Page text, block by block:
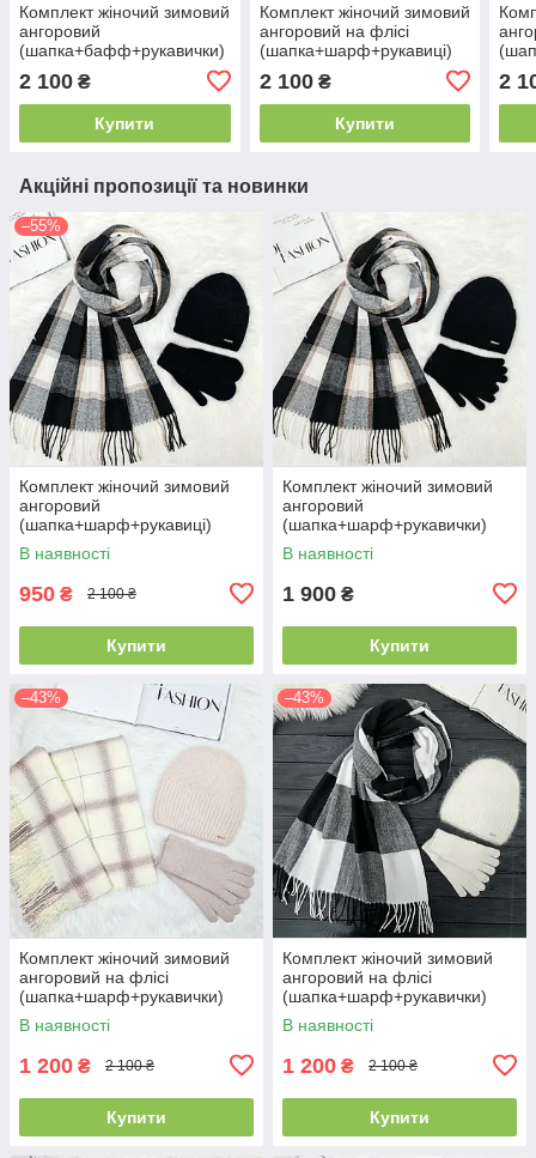
Комплект жіночий зимовий
ангоровий
(шапка+бафф+рукавички)
Гірчиця 12848 - 13040 -
4195
2 100 ₴
Купити
Комплект жіночий зимовий
ангоровий на флісі
(шапка+шарф+рукавиці)
пудровий 12843 - 8024 -
4149
2 100₴
Купити
2
Акційні пропозиції та новинки
–55%
Комплект жіночий зимовий
ангоровий
(шапка+шарф+рукавиці)
ODYSSEY 57-59 см чорний
3701 - 8064 - 4135
В наявності
950 ₴ 2 100 ₴
Купити
Комплект жіночий зимовий
ангоровий
(шапка+шарф+рукавички)
ODYSSEY 57-59 см чорний
3701 - 8064 - 4185
В наявності
1 900 ₴
Купити
–43%
Комплект жіночий зимовий
ангоровий на флісі
(шапка+шарф+рукавички)
ODYSSEY 55-58 см
різнокольоровий 12824 -
В наявності
1 200 ₴ 2 100 ₴
Купити
–43%
Комплект жіночий зимовий
ангоровий на флісі
(шапка+шарф+рукавички)
ODYSSEY 55-58 см
різнокольоровий 12814 - 1119
В наявності
1 200 ₴ 2 100 ₴
Купити